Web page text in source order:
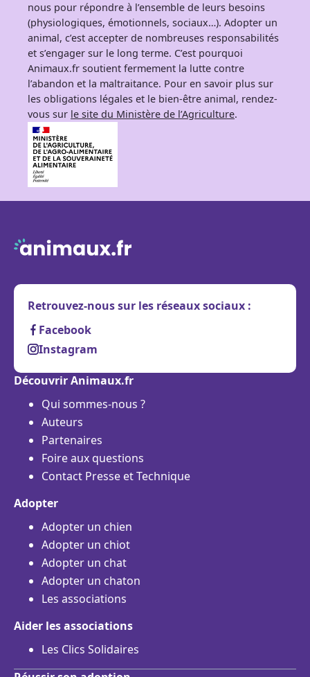
nous pour répondre à l’ensemble de leurs besoins
(physiologiques, émotionnels, sociaux…). Adopter un
animal, c’est accepter de nombreuses responsabilités
et s’engager sur le long terme. C’est pourquoi
Animaux.fr soutient fermement la lutte contre
l’abandon et la maltraitance. Pour en savoir plus sur
les obligations légales et le bien-être animal, rendez-
vous sur le site du Ministère de l’Agriculture.
Retrouvez-nous sur les réseaux sociaux :
Facebook
Instagram
Découvrir Animaux.fr
Qui sommes-nous ?
Auteurs
Partenaires
Foire aux questions
Contact Presse et Technique
Adopter
Adopter un chien
Adopter un chiot
Adopter un chat
Adopter un chaton
Les associations
Aider les associations
Les Clics Solidaires